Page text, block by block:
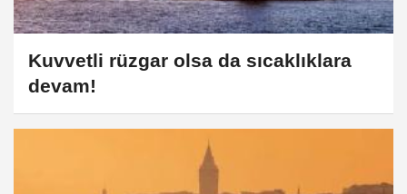
Kuvvetli rüzgar olsa da sıcaklıklara
devam!